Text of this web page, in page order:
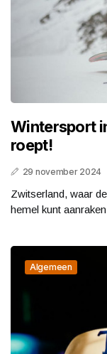
Wintersport
roept!
29 november 2024
Zwitserland, waar
hemel kunt
Algemeen